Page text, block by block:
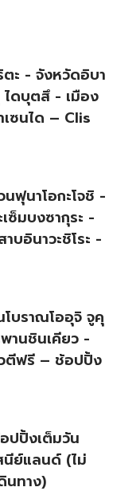
ะ - จังหวัดอิบา
ดบุตสึ - เมือง
เซนได – Clis
นฟุนาโอกะโจชิ -
ซ็มบงซากุระ -
บอินาวะชิโระ -
บราณโออุจิ จูคุ
านชินเคียว -
ตีฟรี – ช้อปปิ้ง
ปปิ้งเต็มวัน
ย์แลนด์ (ไม่
นทาง)